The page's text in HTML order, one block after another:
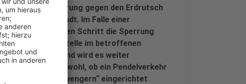
der Sicherung gegen den Erdrutsch
es von der Stadt. Im Falle einer
ersten wichtigen Schritt die Sperrung
und die Tankstelle im betroffenen
dort gibt und wird es weiter
überlege wohl, ob ein Pendelverkehr
„Oberwengern“ eingerichtet